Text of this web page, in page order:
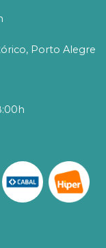
Porto Alegre